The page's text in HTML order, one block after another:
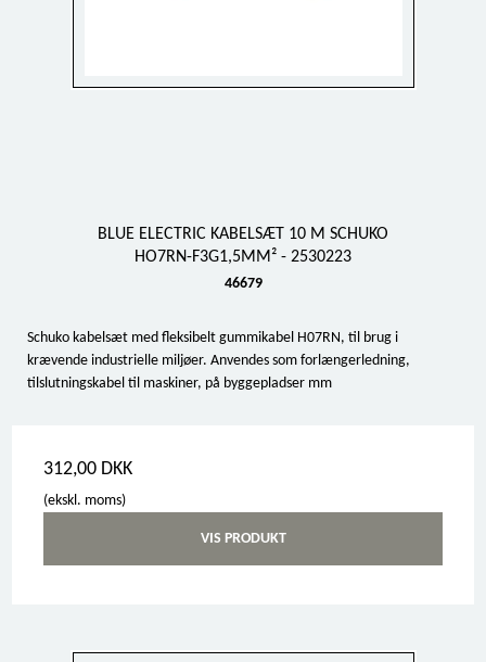
BLUE ELECTRIC KABELSÆT 10 M SCHUKO
HO7RN-F3G1,5MM² - 2530223
46679
Schuko kabelsæt med fleksibelt gummikabel H07RN, til brug i
krævende industrielle miljøer. Anvendes som forlængerledning,
tilslutningskabel til maskiner, på byggepladser mm
312,00 DKK
(ekskl. moms)
VIS PRODUKT